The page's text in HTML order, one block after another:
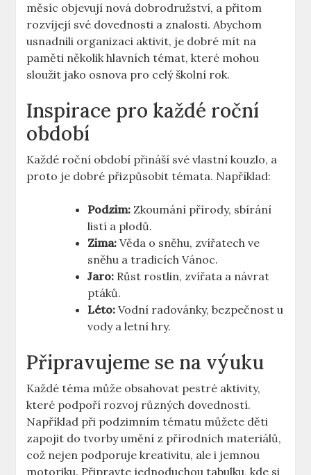
měsíc objevují nová dobrodružství, a přitom
rozvíjejí své dovednosti a znalosti. Abychom
usnadnili organizaci aktivit, je dobré mít na
paměti několik hlavních témat, které mohou
sloužit jako osnova pro celý školní rok.
Inspirace pro každé roční
období
Každé roční období přináší své vlastní kouzlo, a
proto je dobré přizpůsobit témata. Například:
Podzim: Zkoumání přírody, sbírání
listí a plodů.
Zima: Věda o sněhu, zvířatech ve
sněhu a tradicích Vánoc.
Jaro: Růst rostlin, zvířata a návrat
ptáků.
Léto: Vodní radovánky, bezpečnost u
vody a letní hry.
Připravujeme se na výuku
Každé téma může obsahovat pestré aktivity,
které podpoří rozvoj různých dovedností.
Například při podzimním tématu můžete děti
zapojit do tvorby umění z přírodních materiálů,
což nejen podporuje kreativitu, ale i jemnou
motoriku. Připravte jednoduchou tabulku, kde si